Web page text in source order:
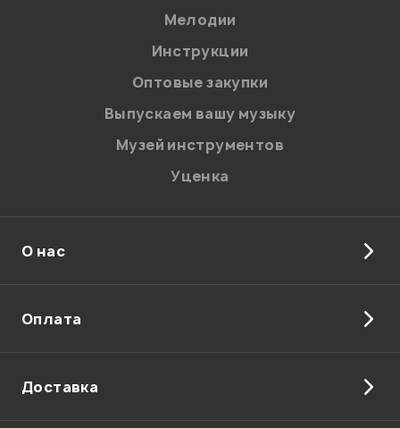
на обработку персональных данных в
Политикой в отношении обработки
персональных данных.
Введите проверочное число:
Отправить
Мелодии
Инструкции
Оптовые закупки
Выпускаем вашу музыку
Музей инструментов
Уценка
О нас
Оплата
Доставка